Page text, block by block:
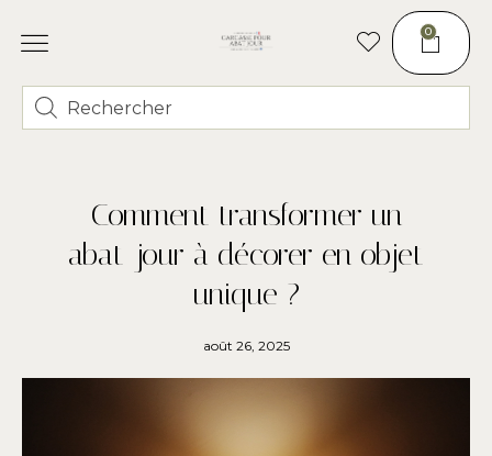
0
Comment transformer un
abat-jour à décorer en objet
unique ?
août 26, 2025